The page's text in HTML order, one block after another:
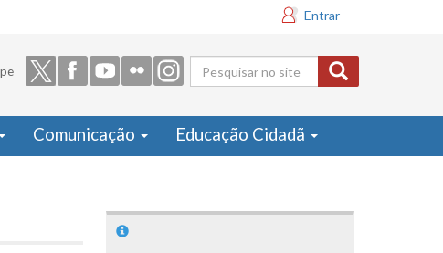
Entrar
Formulário
de busca
Comunicação Educação Cidadã